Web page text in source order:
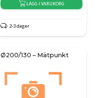
LÄGG I VARUKORG
2-3 dager
Ø200/130 – Mätpunkt